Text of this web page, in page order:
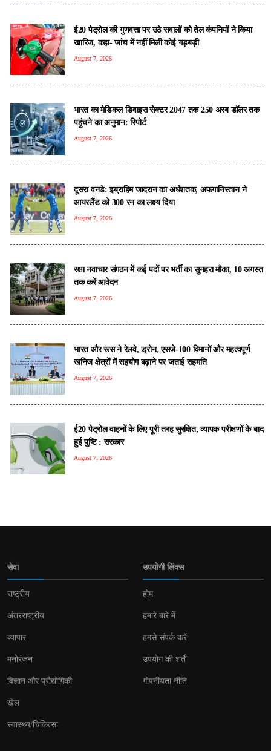
ई20 पेट्रोल की गुणवत्ता पर उठे सवालों को तेल कंपनियों ने किया
खारिज, कहा- जांच में नहीं मिली कोई गड़बड़ी
August 7, 2026
भारत का मेडिकल डिवाइस सेक्टर 2047 तक 250 अरब डॉलर तक
पहुंचने का अनुमान: रिपोर्ट
August 7, 2026
दूसरा वनडे: इब्राहिम जादरान का अर्धशतक, अफगानिस्तान ने
आयरलैंड को 300 रन का लक्ष्य दिया
August 7, 2026
रक्षा नवाचार संगठन में कई पदों पर भर्ती का सुनहरा मौका, 10 अगस्त
तक करें आवेदन
August 7, 2026
भारत और रूस ने रेलवे, ड्रोन, एसजे-100 विमानों और महत्वपूर्ण
खनिज क्षेत्रों में सहयोग बढ़ाने पर जताई सहमति
August 7, 2026
ई20 पेट्रोल वाहनों के लिए पूरी तरह सुरक्षित, व्यापक परीक्षणों के बाद
हुई पुष्टि : सरकार
August 7, 2026
सेवा
राष्ट्रीय
अंतरराष्ट्रीय
व्यापार
मनोरंजन
विज्ञान और प्रौद्योगिकी
खेल
स्वास्थ्य/चिकित्सा
उपयोगी लिंक्स
होम
हमारे बारे में
हमसे संपर्क करें
उपयोग की शर्तें
गोपनीयता नीति